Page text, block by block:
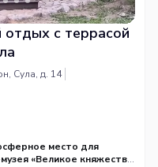
с террасой
Сула, д. 14
место для
«Великое княжество